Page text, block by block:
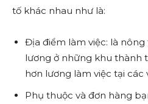
tố khác nhau như là:
Địa điểm làm việc: là
lương ở những khu thành
hơn lương làm việc tại các
Phụ thuộc và đơn hàng